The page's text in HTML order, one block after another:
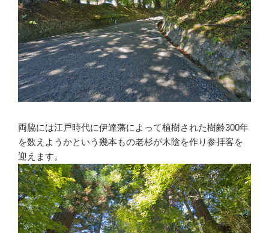
両脇には江戸時代に伊達藩によって植樹された樹齢300年
を数えようかという幾本もの老杉が木陰を作り参拝客を
迎えます。